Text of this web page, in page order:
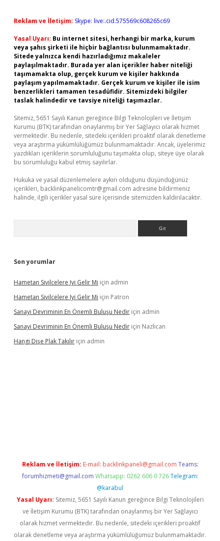
Reklam ve İletişim: Skype: live:.cid.575569c608265c69
Yasal Uyarı: Bu internet sitesi, herhangi bir marka, kurum
veya şahıs şirketi ile hiçbir bağlantısı bulunmamaktadır.
Sitede yalnızca kendi hazırladığımız makaleler
paylaşılmaktadır. Burada yer alan içerikler haber niteliği
taşımamakta olup, gerçek kurum ve kişiler hakkında
paylaşım yapılmamaktadır. Gerçek kurum ve kişiler ile isim
benzerlikleri tamamen tesadüfidir. Sitemizdeki bilgiler
taslak halindedir ve tavsiye niteliği taşımazlar.
Sitemiz, 5651 Sayılı Kanun gereğince Bilgi Teknolojileri ve İletişim
Kurumu (BTK) tarafından onaylanmış bir Yer Sağlayıcı olarak hizmet
vermektedir. Bu nedenle, sitedeki içerikleri proaktif olarak denetleme
veya araştırma yükümlülüğümüz bulunmamaktadır. Ancak, üyelerimiz
yazdıkları içeriklerin sorumluluğunu taşımakta olup, siteye üye olarak
bu sorumluluğu kabul etmiş sayılırlar.
Hukuka ve yasal düzenlemelere aykırı olduğunu düşündüğünüz
içerikleri, backlinkpanelicomtr@gmail.com adresine bildirmeniz
halinde, ilgili içerikler yasal süre içerisinde sitemizden kaldırılacaktır.
Son yorumlar
Hametan Sivilcelere Iyi Gelir Mi için admin
Hametan Sivilcelere Iyi Gelir Mi için Patron
Sanayi Devriminin En Önemli Buluşu Nedir için admin
Sanayi Devriminin En Önemli Buluşu Nedir için Nazlıcan
Hangi Dişe Plak Takılır için admin
Reklam ve İletişim: E-mail: backlinkpaneli@gmail.com Teams:
forumhizmeti@gmail.com Whatsapp: 0262 606 0 726 Telegram:
@karabul
Yasal Uyarı: Sitemiz, 5651 Sayılı Kanun gereğince Bilgi Teknolojileri
ve İletişim Kurumu (BTK) tarafından onaylanmış bir Yer Sağlayıcı
olarak hizmet vermektedir. Bu nedenle, sitedeki içerikleri proaktif
olarak denetleme veya araştırma yükümlülüğümüz bulunmamaktadır.